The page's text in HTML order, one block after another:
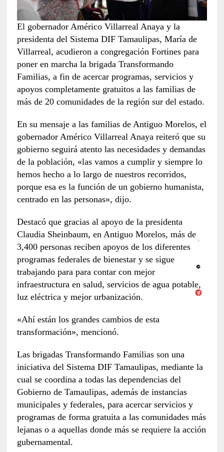
El gobernador Américo Villarreal Anaya y la
presidenta del Sistema DIF Tamaulipas, María de
Villarreal, acudieron a congregación Fortines para
poner en marcha la brigada Transformando
Familias, a fin de acercar programas, servicios y
apoyos completamente gratuitos a las familias de
más de 20 comunidades de la región sur del estado.
En su mensaje a las familias de Antiguo Morelos, el
gobernador Américo Villarreal Anaya reiteró que su
gobierno seguirá atento las necesidades y demandas
de la población, «las vamos a cumplir y siempre lo
hemos hecho a lo largo de nuestros recorridos,
porque esa es la función de un gobierno humanista,
centrado en las personas», dijo.
Destacó que gracias al apoyo de la presidenta
Claudia Sheinbaum, en Antiguo Morelos, más de
3,400 personas reciben apoyos de los diferentes
programas federales de bienestar y se sigue
trabajando para para contar con mejor
infraestructura en salud, servicios de agua potable,
luz eléctrica y mejor urbanización.
«Ahí están los grandes cambios de esta
transformación», mencionó.
Las brigadas Transformando Familias son una
iniciativa del Sistema DIF Tamaulipas, mediante la
cual se coordina a todas las dependencias del
Gobierno de Tamaulipas, además de instancias
municipales y federales, para acercar servicios y
programas de forma gratuita a las comunidades más
lejanas o a aquellas donde más se requiere la acción
gubernamental.